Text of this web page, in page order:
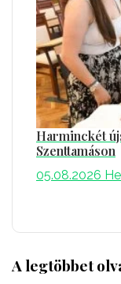
Harminckét
Szenttamáson
05.08.2026
A legtöbbet